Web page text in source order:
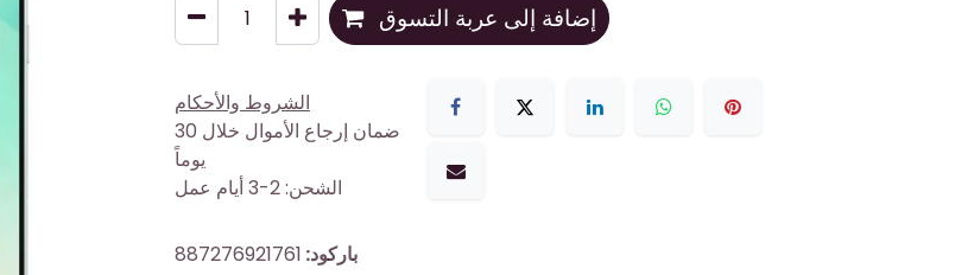
إضافة إلى عربة التسوق
الشروط والأحكام
ضمان إرجاع الأموال خلال 30
يوماً
الشحن: 2-3 أيام عمل
باركود: 887276921761